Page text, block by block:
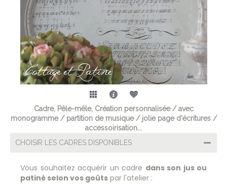
Cadre, Pêle-mêle, Création personnalisée / avec
monogramme / partition de musique / jolie page d'écritures /
accessoirisation...
CHOISIR LES CADRES DISPONIBLES
Vous souhaitez acquérir un cadre dans son jus ou
patiné selon vos goûts par l'atelier :